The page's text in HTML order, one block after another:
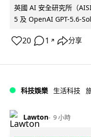
英國 AI 安全研究所（
5 及 OpenAI GPT-5.6-
20 1 ↗ 分享
科技娛樂 生活科技
Lawton 9 小時